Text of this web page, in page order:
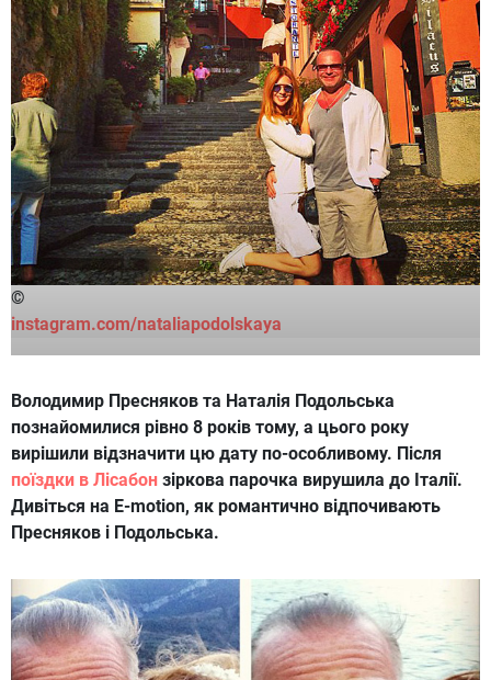
©
instagram.com/nataliapodolskaya
Володимир Пресняков та Наталія Подольська
познайомилися рівно 8 років тому, а цього року
вирішили відзначити цю дату по-особливому. Після
поїздки в Лісабон зіркова парочка вирушила до Італії.
Дивіться на E-motion, як романтично відпочивають
Пресняков і Подольська.